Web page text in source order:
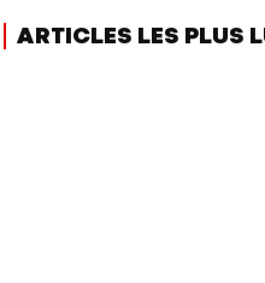
ARTICLES LES PLUS